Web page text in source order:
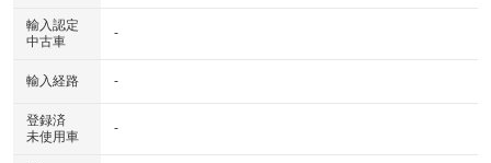
輸入認定
中古車
-
輸入経路 -
登録済
未使用車
-